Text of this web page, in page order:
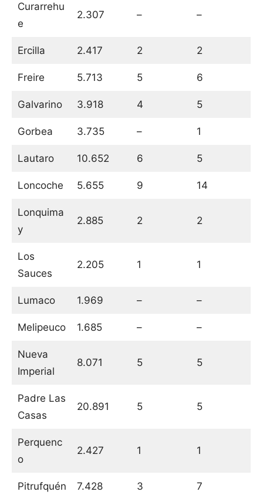
Curarrehu
e
2.307 – –
Ercilla 2.417 2 2
Freire 5.713 5 6
Galvarino 3.918 4 5
Gorbea 3.735 – 1
Lautaro 10.652 6 5
Loncoche 5.655 9 14
Lonquima
y
2.885 2 2
Los
Sauces
2.205 1 1
Lumaco 1.969 – –
Melipeuco 1.685 – –
Nueva
Imperial
8.071 5 5
Padre Las
Casas
20.891 5 5
Perquenc
o
2.427 1 1
Pitrufquén 7.428 3 7